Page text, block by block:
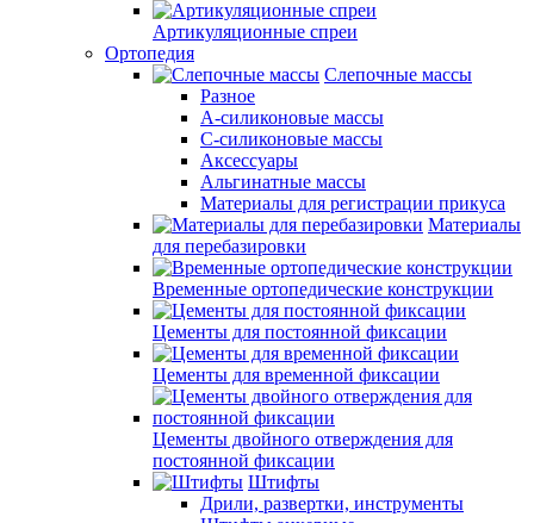
Артикуляционные спреи
Ортопедия
Слепочные массы
Разное
А-силиконовые массы
С-силиконовые массы
Аксессуары
Альгинатные массы
Материалы для регистрации прикуса
Материалы
для перебазировки
Временные ортопедические конструкции
Цементы для постоянной фиксации
Цементы для временной фиксации
Цементы двойного отверждения для
постоянной фиксации
Штифты
Дрили, развертки, инструменты